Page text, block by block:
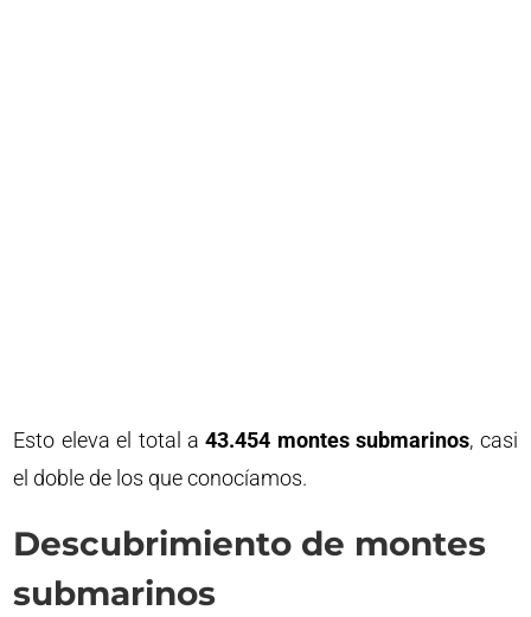
Esto eleva el total a43.454 montes submarinos, casi
el doble de los que conocíamos.
Descubrimiento de montes
submarinos